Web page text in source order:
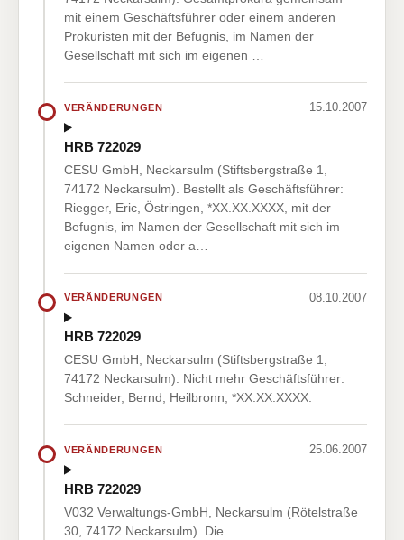
mit einem Geschäftsführer oder einem anderen
Prokuristen mit der Befugnis, im Namen der
Gesellschaft mit sich im eigenen …
VERÄNDERUNGEN 15.10.2007
HRB 722029
CESU GmbH, Neckarsulm (Stiftsbergstraße 1,
74172 Neckarsulm). Bestellt als Geschäftsführer:
Riegger, Eric, Östringen, *XX.XX.XXXX, mit der
Befugnis, im Namen der Gesellschaft mit sich im
eigenen Namen oder a…
VERÄNDERUNGEN 08.10.2007
HRB 722029
CESU GmbH, Neckarsulm (Stiftsbergstraße 1,
74172 Neckarsulm). Nicht mehr Geschäftsführer:
Schneider, Bernd, Heilbronn, *XX.XX.XXXX.
VERÄNDERUNGEN 25.06.2007
HRB 722029
V032 Verwaltungs-GmbH, Neckarsulm (Rötelstraße
30, 74172 Neckarsulm). Die